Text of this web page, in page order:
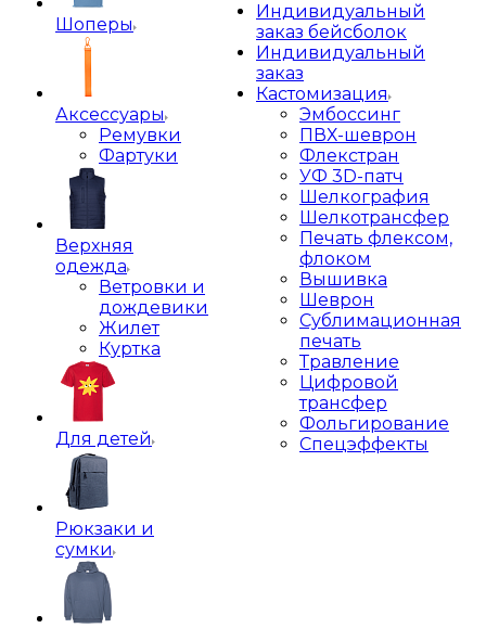
Шоперы
Аксессуары
Ремувки
Фартуки
Верхняя
одежда
Ветровки и
дождевики
Жилет
Куртка
Для детей
Рюкзаки и
сумки
Индивидуальный
заказ бейсболок
Индивидуальный
заказ
Кастомизация
Эмбоссинг
ПВХ-шеврон
Флекстран
УФ 3D-патч
Шелкография
Шелкотрансфер
Печать флексом,
флоком
Вышивка
Шеврон
Сублимационная
печать
Травление
Цифровой
трансфер
Фольгирование
Спецэффекты